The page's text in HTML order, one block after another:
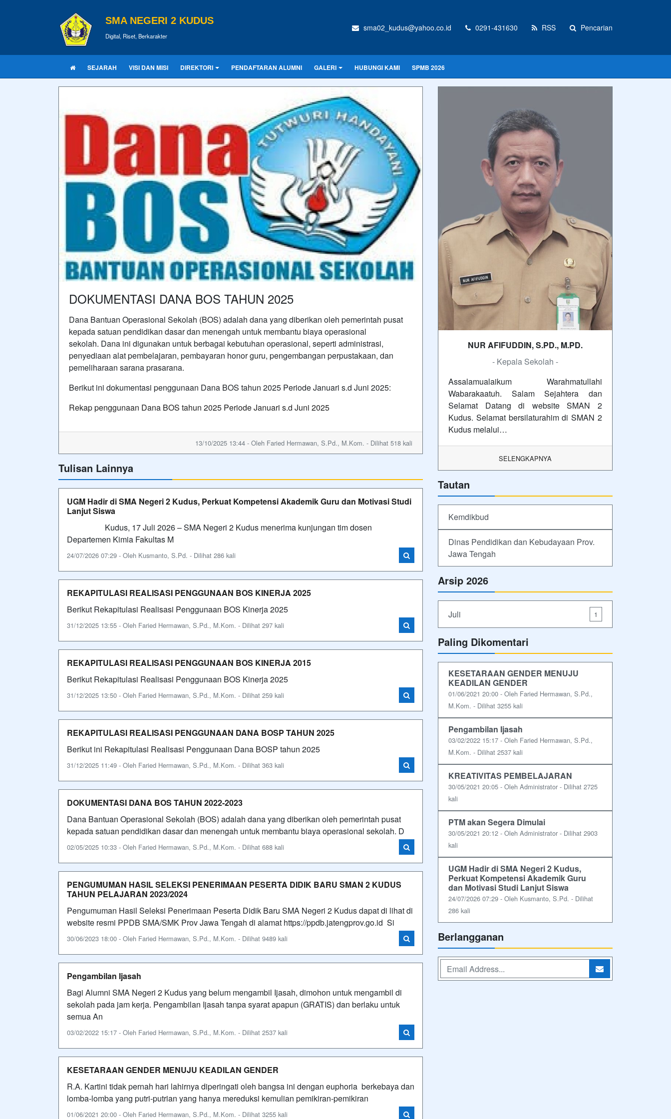
SMA NEGERI 2 KUDUS
Digital, Riset, Berkarakter
sma02_kudus@yahoo.co.id 0291-431630 RSS Pencarian
SEJARAH VISI DAN MISI DIREKTORI PENDAFTARAN ALUMNI GALERI HUBUNGI KAMI SPMB 2026
DOKUMENTASI DANA BOS TAHUN 2025
Dana Bantuan Operasional Sekolah (BOS) adalah dana yang diberikan oleh pemerintah pusat
kepada satuan pendidikan dasar dan menengah untuk membantu biaya operasional
sekolah. Dana ini digunakan untuk berbagai kebutuhan operasional, seperti administrasi,
penyediaan alat pembelajaran, pembayaran honor guru, pengembangan perpustakaan, dan
pemeliharaan sarana prasarana.
Berikut ini dokumentasi penggunaan Dana BOS tahun 2025 Periode Januari s.d Juni 2025:
Rekap penggunaan Dana BOS tahun 2025 Periode Januari s.d Juni 2025
13/10/2025 13:44 - Oleh Faried Hermawan, S.Pd., M.Kom. - Dilihat 518 kali
Tulisan Lainnya
UGM Hadir di SMA Negeri 2 Kudus, Perkuat Kompetensi Akademik Guru dan Motivasi Studi
Lanjut Siswa
Kudus, 17 Juli 2026 – SMA Negeri 2 Kudus menerima kunjungan tim dosen
Departemen Kimia Fakultas M
24/07/2026 07:29 - Oleh Kusmanto, S.Pd. - Dilihat 286 kali
REKAPITULASI REALISASI PENGGUNAAN BOS KINERJA 2025
Berikut Rekapitulasi Realisasi Penggunaan BOS Kinerja 2025
31/12/2025 13:55 - Oleh Faried Hermawan, S.Pd., M.Kom. - Dilihat 297 kali
REKAPITULASI REALISASI PENGGUNAAN BOS KINERJA 2015
Berikut Rekapitulasi Realisasi Penggunaan BOS Kinerja 2025
31/12/2025 13:50 - Oleh Faried Hermawan, S.Pd., M.Kom. - Dilihat 259 kali
REKAPITULASI REALISASI PENGGUNAAN DANA BOSP TAHUN 2025
Berikut ini Rekapitulasi Realisasi Penggunaan Dana BOSP tahun 2025
31/12/2025 11:49 - Oleh Faried Hermawan, S.Pd., M.Kom. - Dilihat 363 kali
DOKUMENTASI DANA BOS TAHUN 2022-2023
Dana Bantuan Operasional Sekolah (BOS) adalah dana yang diberikan oleh pemerintah pusat
kepada satuan pendidikan dasar dan menengah untuk membantu biaya operasional sekolah. D
02/05/2025 10:33 - Oleh Faried Hermawan, S.Pd., M.Kom. - Dilihat 688 kali
PENGUMUMAN HASIL SELEKSI PENERIMAAN PESERTA DIDIK BARU SMAN 2 KUDUS
TAHUN PELAJARAN 2023/2024
Pengumuman Hasil Seleksi Penerimaan Peserta Didik Baru SMA Negeri 2 Kudus dapat di lihat di
website resmi PPDB SMA/SMK Prov Jawa Tengah di alamat https://ppdb.jatengprov.go.id Si
30/06/2023 18:00 - Oleh Faried Hermawan, S.Pd., M.Kom. - Dilihat 9489 kali
Pengambilan Ijasah
Bagi Alumni SMA Negeri 2 Kudus yang belum mengambil Ijasah, dimohon untuk mengambil di
sekolah pada jam kerja. Pengambilan Ijasah tanpa syarat apapun (GRATIS) dan berlaku untuk
semua An
03/02/2022 15:17 - Oleh Faried Hermawan, S.Pd., M.Kom. - Dilihat 2537 kali
KESETARAAN GENDER MENUJU KEADILAN GENDER
R.A. Kartini tidak pernah hari lahirnya diperingati oleh bangsa ini dengan euphoria berkebaya dan
lomba-lomba yang putri-putrian yang hanya mereduksi kemulian pemikiran-pemikiran
01/06/2021 20:00 - Oleh Faried Hermawan, S.Pd., M.Kom. - Dilihat 3255 kali
NUR AFIFUDDIN, S.PD., M.PD.
- Kepala Sekolah -
Assalamualaikum Warahmatullahi
Wabarakaatuh. Salam Sejahtera dan
Selamat Datang di website SMAN 2
Kudus. Selamat bersilaturahim di SMAN 2
Kudus melalui…
SELENGKAPNYA
Tautan
Kemdikbud
Dinas Pendidikan dan Kebudayaan Prov.
Jawa Tengah
Arsip 2026
Juli 1
Paling Dikomentari
KESETARAAN GENDER MENUJU
KEADILAN GENDER
01/06/2021 20:00 - Oleh Faried Hermawan, S.Pd.,
M.Kom. - Dilihat 3255 kali
Pengambilan Ijasah
03/02/2022 15:17 - Oleh Faried Hermawan, S.Pd.,
M.Kom. - Dilihat 2537 kali
KREATIVITAS PEMBELAJARAN
30/05/2021 20:05 - Oleh Administrator - Dilihat 2725
kali
PTM akan Segera Dimulai
30/05/2021 20:12 - Oleh Administrator - Dilihat 2903
kali
UGM Hadir di SMA Negeri 2 Kudus,
Perkuat Kompetensi Akademik Guru
dan Motivasi Studi Lanjut Siswa
24/07/2026 07:29 - Oleh Kusmanto, S.Pd. - Dilihat
286 kali
Berlangganan